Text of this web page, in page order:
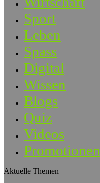
Sport
Leben
Spass
Digital
Wissen
Blogs
Quiz
Videos
Promotionen
Aktuelle Themen